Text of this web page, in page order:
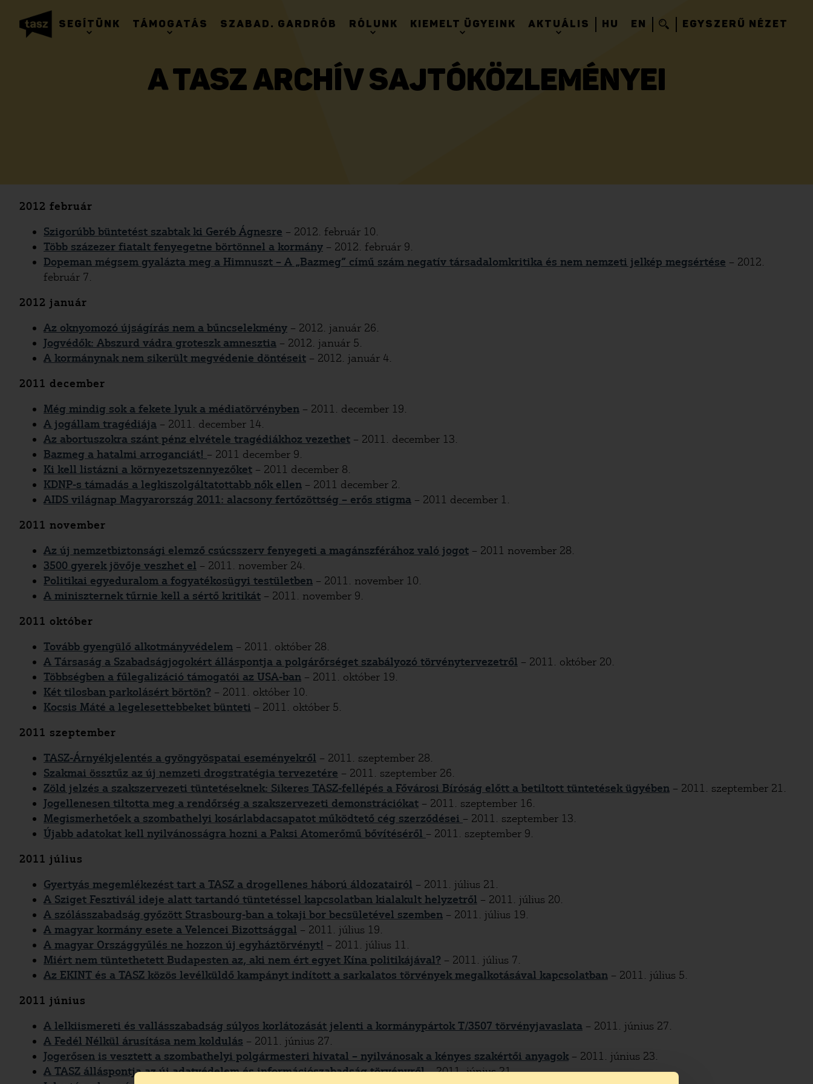
SEGÍTÜNK TÁMOGATÁS SZABAD. GARDRÓB RÓLUNK KIEMELT ÜGYEINK AKTUÁLIS HU EN EGYSZERŰ NÉZET
A TASZ ARCHÍV SAJTÓKÖZLEMÉNYEI
2012 február
Szigorúbb büntetést szabtak ki Geréb Ágnesre – 2012. február 10.
Több százezer fiatalt fenyegetne börtönnel a kormány – 2012. február 9.
Dopeman mégsem gyalázta meg a Himnuszt – A „Bazmeg” című szám negatív társadalomkritika és nem nemzeti jelkép megsértése – 2012.
február 7.
2012 január
Az oknyomozó újságírás nem a bűncselekmény – 2012. január 26.
Jogvédők: Abszurd vádra groteszk amnesztia – 2012. január 5.
A kormánynak nem sikerült megvédenie döntéseit – 2012. január 4.
2011 december
Még mindig sok a fekete lyuk a médiatörvényben – 2011. december 19.
A jogállam tragédiája – 2011. december 14.
Az abortuszokra szánt pénz elvétele tragédiákhoz vezethet – 2011. december 13.
Bazmeg a hatalmi arroganciát! – 2011 december 9.
Ki kell listázni a környezetszennyezőket – 2011 december 8.
KDNP-s támadás a legkiszolgáltatottabb nők ellen – 2011 december 2.
AIDS világnap Magyarország 2011: alacsony fertőzöttség – erős stigma – 2011 december 1.
2011 november
Az új nemzetbiztonsági elemző csúcsszerv fenyegeti a magánszférához való jogot – 2011 november 28.
3500 gyerek jövője veszhet el – 2011. november 24.
Politikai egyeduralom a fogyatékosügyi testületben – 2011. november 10.
A miniszternek tűrnie kell a sértő kritikát – 2011. november 9.
2011 október
Tovább gyengülő alkotmányvédelem – 2011. október 28.
A Társaság a Szabadságjogokért álláspontja a polgárőrséget szabályozó törvénytervezetről – 2011. október 20.
Többségben a fűlegalizáció támogatói az USA-ban – 2011. október 19.
Két tilosban parkolásért börtön? – 2011. október 10.
Kocsis Máté a legelesettebbeket bünteti – 2011. október 5.
2011 szeptember
TASZ-Árnyékjelentés a gyöngyöspatai eseményekről – 2011. szeptember 28.
Szakmai össztűz az új nemzeti drogstratégia tervezetére – 2011. szeptember 26.
Zöld jelzés a szakszervezeti tüntetéseknek: Sikeres TASZ-fellépés a Fővárosi Bíróság előtt a betiltott tüntetések ügyében – 2011. szeptember 21.
Jogellenesen tiltotta meg a rendőrség a szakszervezeti demonstrációkat – 2011. szeptember 16.
Megismerhetőek a szombathelyi kosárlabdacsapatot működtető cég szerződései – 2011. szeptember 13.
Újabb adatokat kell nyilvánosságra hozni a Paksi Atomerőmű bővítéséről – 2011. szeptember 9.
2011 július
Gyertyás megemlékezést tart a TASZ a drogellenes háború áldozatairól – 2011. július 21.
A Sziget Fesztivál ideje alatt tartandó tüntetéssel kapcsolatban kialakult helyzetről – 2011. július 20.
A szólásszabadság győzött Strasbourg-ban a tokaji bor becsületével szemben – 2011. július 19.
A magyar kormány esete a Velencei Bizottsággal – 2011. július 19.
A magyar Országgyűlés ne hozzon új egyháztörvényt! – 2011. július 11.
Miért nem tüntethetett Budapesten az, aki nem ért egyet Kína politikájával? – 2011. július 7.
Az EKINT és a TASZ közös levélküldő kampányt indított a sarkalatos törvények megalkotásával kapcsolatban – 2011. július 5.
2011 június
A lelkiismereti és vallásszabadság súlyos korlátozását jelenti a kormánypártok T/3507 törvényjavaslata – 2011. június 27.
A Fedél Nélkül árusítása nem koldulás – 2011. június 27.
Jogerősen is vesztett a szombathelyi polgármesteri hivatal – nyilvánosak a kényes szakértői anyagok– 2011. június 23.
A TASZ álláspontja az új adatvédelem és információszabadság törvényről– 2011. június 21.